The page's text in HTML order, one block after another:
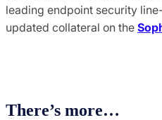
leading endpoint security
updated collateral on the
There’s more…